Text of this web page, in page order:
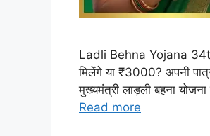
Ladli Behna Yojana
मिलेंगे या ₹3000? अपनी
मुख्यमंत्री लाड़ली बहना
Read more